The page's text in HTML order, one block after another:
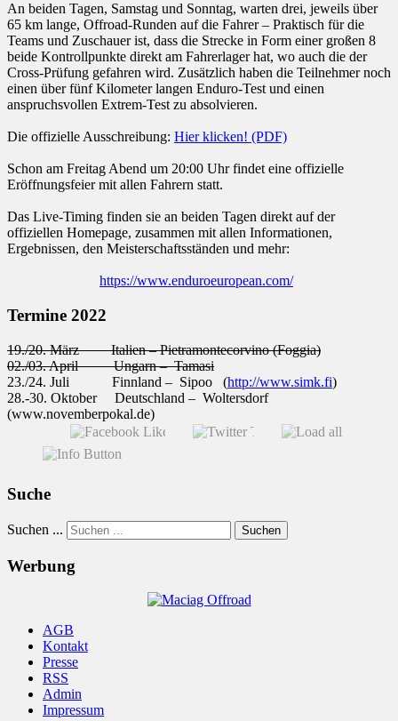
An beiden Tagen, Samstag und Sonntag, warten drei, jeweils über
65 km lange, Offroad-Runden auf die Fahrer – Praktisch für die
Teams und Zuschauer ist, dass die Strecke in Form einer großen 8
beide Kontrollpunkte direkt am Fahrerlager hat, wo auch die der
Cross-Prüfung gefahren wird. Zusätzlich haben die Teilnehmer noch
einen über fünf Kilometer langen Enduro-Test und einen
anspruchsvollen Extrem-Test zu absolvieren.
Die offizielle Ausschreibung: Hier klicken! (PDF)
Schon am Freitag Abend um 20:00 Uhr findet eine offizielle
Eröffnungsfeier mit allen Fahrern statt.
Das Live-Timing finden sie an beiden Tagen direkt auf der
offiziellen Homepage, zusammen mit allen Informationen,
Ergebnissen, den Meisterschaftsständen und mehr:
https://www.enduroeuropean.com/
Termine 2022
19./20. März Italien – Pietramontecorvino (Foggia)
02./03. April Ungarn – Tamasi
23./24. Juli Finnland – Sipoo (http://www.simk.fi)
28.-30. Oktober Deutschland – Woltersdorf
(www.novemberpokal.de)
Suche
Suchen ... Suchen
Werbung
AGB
Kontakt
Presse
RSS
Admin
Impressum